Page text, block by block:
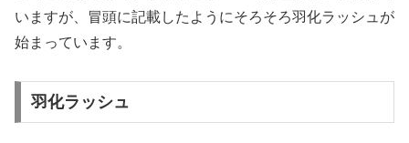
いますが、冒頭に記載したようにそろそろ羽化ラッシュが
始まっています。
羽化ラッシュ